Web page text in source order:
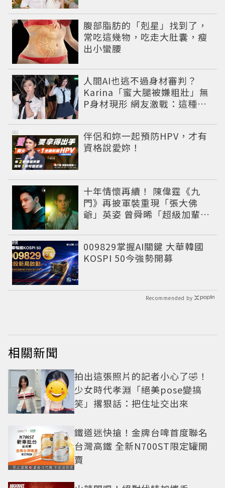
腹部脂肪的「剋星」找到了，
常吃這幾物，吃走大肚囊，瘦
出小蠻腰
PR
人間AI也逃不過身材審判？
Karina「蜜大腿被嫌粗壯」無
P身材現形 網友激戰：這種身
伴侶和妳一起預防HPV，才有
資格說愛妳！
PR
十年情懷再續！ 陳偉霆《九
門》再披軍裝重現「張大佛
爺」英姿 曾舜晞「超級加輩」
009829掌握AI關鍵 大華韓國
KOSPI 50今強勢開募
PR
Recommended by
相關新聞
拍出這張照片的記者小心了🤣！
少女時代孝淵「絕美pose變搞
笑」撂狠話：把住址交出來
鐵道迷快搶！金牌台啤首度聯名
台灣高鐵 全新N700ST限定罐開
賣